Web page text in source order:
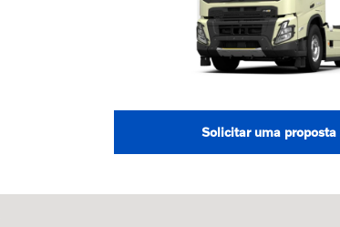
Solicitar uma proposta